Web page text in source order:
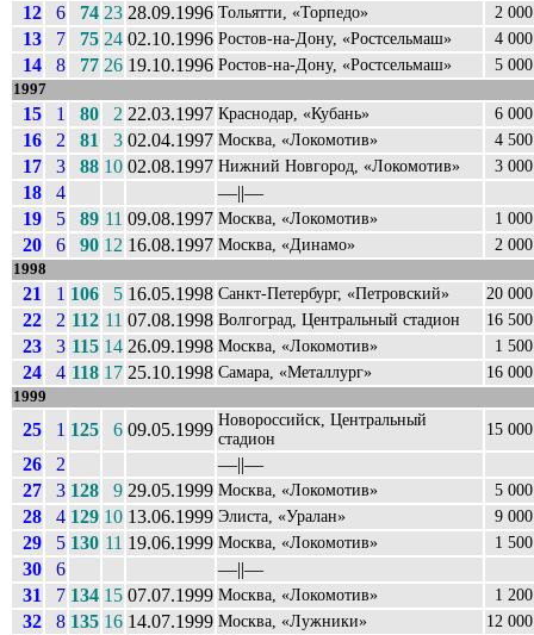
12 6 74 23 28.09.1996 Тольятти, «Торпедо» 2 000
13 7 75 24 02.10.1996 Ростов-на-Дону, «Ростсельмаш» 4 000
14 8 77 26 19.10.1996 Ростов-на-Дону, «Ростсельмаш» 5 000
1997
15 1 80 2 22.03.1997 Краснодар, «Кубань» 6 000
16 2 81 3 02.04.1997 Москва, «Локомотив» 4 500
17 3 88 10 02.08.1997 Нижний Новгород, «Локомотив» 3 000
18 4
––||––
19
5 89 11 09.08.1997 Москва, «Локомотив» 1 000
20 6 90 12 16.08.1997 Москва, «Динамо» 2 000
1998
21 1 106 5 16.05.1998 Санкт-Петербург, «Петровский» 20 000
22 2 112 11 07.08.1998 Волгоград, Центральный стадион 16 500
23 3 115 14 26.09.1998 Москва, «Локомотив» 1 500
24 4 118 17 25.10.1998 Самара, «Металлург» 16 000
1999
25 1 125 6 09.05.1999 Новороссийск, Центральный
стадион
15 000
26 2
––||––
27
3 128 9 29.05.1999 Москва, «Локомотив» 5 000
28 4 129 10 13.06.1999 Элиста, «Уралан» 9 000
29 5 130 11 19.06.1999 Москва, «Локомотив» 1 500
30 6
––||––
31
7 134 15 07.07.1999 Москва, «Локомотив» 1 200
32 8 135 16 14.07.1999 Москва, «Лужники» 12 000